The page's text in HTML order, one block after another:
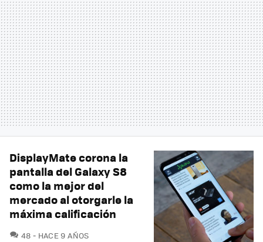
DisplayMate corona la
pantalla del Galaxy S8
como la mejor del
mercado al otorgarle la
máxima calificación
48 COMENTARIOS
HACE 9 AÑOS